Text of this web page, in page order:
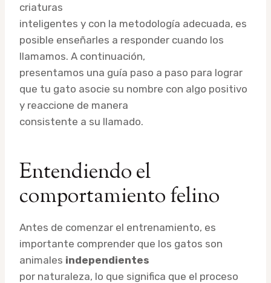
criaturas
inteligentes y con la metodología adecuada, es
posible enseñarles a responder cuando los
llamamos. A continuación,
presentamos una guía paso a paso para lograr
que tu gato asocie su nombre con algo positivo
y reaccione de manera
consistente a su llamado.
Entendiendo el
comportamiento felino
Antes de comenzar el entrenamiento, es
importante comprender que los gatos son
animales independientes
por naturaleza, lo que significa que el proceso